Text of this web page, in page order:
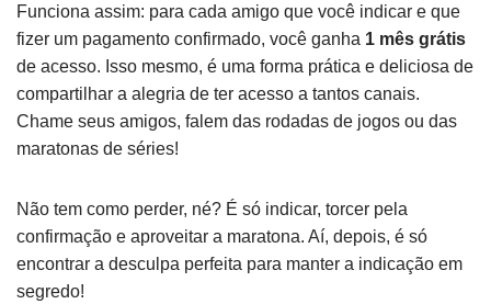
Funciona assim: para cada amigo que você indicar e que
fizer um pagamento confirmado, você ganha 1 mês grátis
de acesso. Isso mesmo, é uma forma prática e deliciosa de
compartilhar a alegria de ter acesso a tantos canais.
Chame seus amigos, falem das rodadas de jogos ou das
maratonas de séries!
Não tem como perder, né? É só indicar, torcer pela
confirmação e aproveitar a maratona. Aí, depois, é só
encontrar a desculpa perfeita para manter a indicação em
segredo!